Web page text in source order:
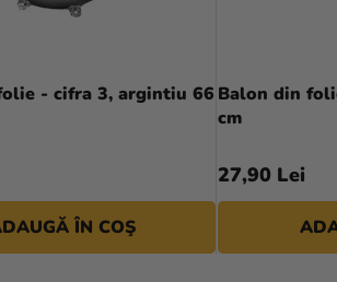
- cifra 3, argintiu 66
ÎN COŞ
Balon din
cm
27,90 Lei